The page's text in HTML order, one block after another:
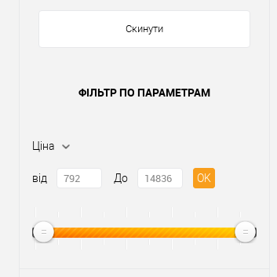
Скинути
ФІЛЬТР ПО ПАРАМЕТРАМ
Ціна
від До OK